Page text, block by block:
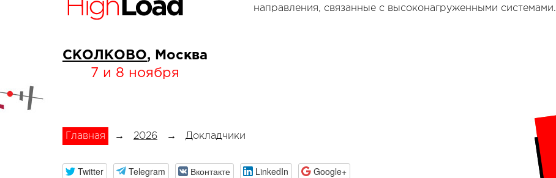
СКОЛКОВО, Москва
7 и 8 ноября
направления, связанные с высоконагруженными системами.
Главная → 2026 → Докладчики
Twitter Telegram Вконтакте LinkedIn Google+